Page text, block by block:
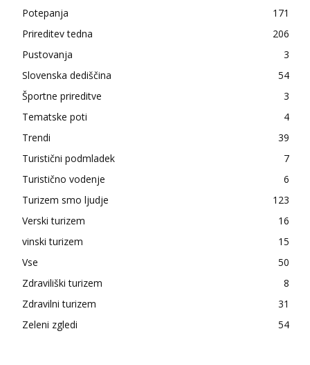
Potepanja
171
Prireditev tedna
206
Pustovanja
3
Slovenska dediščina
54
Športne prireditve
3
Tematske poti
4
Trendi
39
Turistični podmladek
7
Turistično vodenje
6
Turizem smo ljudje
123
Verski turizem
16
vinski turizem
15
Vse
50
Zdraviliški turizem
8
Zdravilni turizem
31
Zeleni zgledi
54